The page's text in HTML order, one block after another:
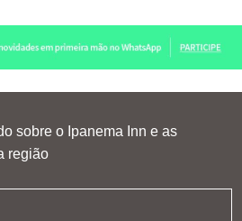
sobre o Ipanema Inn e as
região